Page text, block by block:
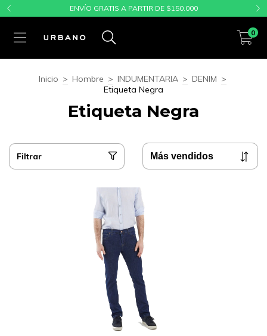
ENVÍO GRATIS A PARTIR DE $150.000
0
Inicio > Hombre > INDUMENTARIA > DENIM >
Etiqueta Negra
Etiqueta Negra
Filtrar